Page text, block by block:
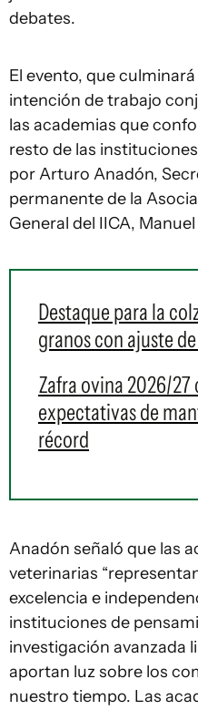
debates.
El evento, que
intención de trabajo
las academias que
resto de las
por Arturo Anadón,
permanente de la
General del IICA,
Destaque para la
granos con ajuste
Zafra ovina 2026/
expectativas de
récord
Anadón señaló que las
veterinarias
excelencia e
instituciones de
investigación avanzada
aportan luz sobre los
nuestro tiempo. Las